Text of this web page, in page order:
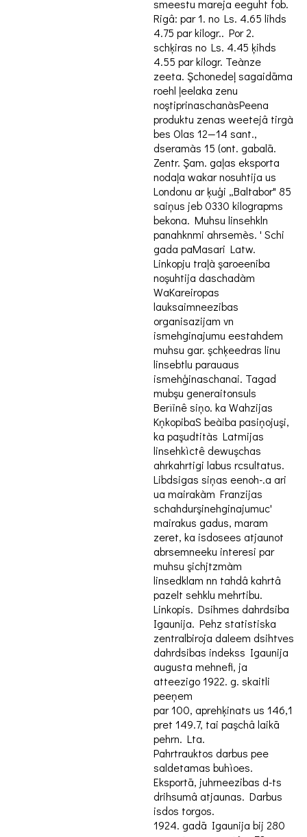
smeestu mareja eeguht fob.
Rigâ: par 1. no Ls. 4.65 lihds
4.75 par kilogr.. Por 2.
schķiras no Ls. 4.45 ķihds
4.55 par kilogr. Teànze
zeeta. Şchonedeļ sagaidāma
roehl ļeelaka zenu
noştiprinaschanàsPeena
produktu zenas weetejâ tirgà
bes Olas 12—14 sant.,
dseramàs 15 (ont. gabalā.
Zentr. Şam. gaļas eksporta
nodaļa wakar nosuhtija us
Londonu ar ķuģi „Baltabor" 85
saiņus jeb 0330 kilograpms
bekona. Muhsu linsehkln
panahknmi ahrsemès. ' Schi
gada paMasari Latw.
Linkopju traļà şaroeeniba
noşuhtija daschadàm
WaKareiropas
lauksaimneezibas
organisazijam vn
ismehginajumu eestahdem
muhsu gar. şchķeedras linu
linsebtlu parauaus
ismehģinaschanai. Tagad
mubşu generaitonsuls
Berïinê siņo. ka Wahzijas
KņkopibaS beàiba pasiņojuşi,
ka paşudtitàs Latmijas
linsehkìctê dewuşchas
ahrkahrtigi labus rcsultatus.
Libdsigas siņas eenoh-.a ari
ua mairakàm Franzijas
schahdurşinehginajumuc'
mairakus gadus, maram
zeret, ka isdosees atjaunot
abrsemneeku interesi par
muhsu şichjtzmàm
linsedklam nn tahdâ kahrtâ
pazelt sehklu mehrtibu.
Linkopis. Dsihmes dahrdsiba
Igaunija. Pehz statistiska
zentralbiroja daleem dsihtves
dahrdsibas indekss Igaunija
augusta mehnefi, ja
atteezigo 1922. g. skaitli
peeņem
par 100, aprehķinats us 146,1
pret 149.7, tai paşchâ laikā
pehrn. Lta.
Pahrtrauktos darbus pee
saldetamas buhìoes.
Eksportā, juhrneezibas d-ts
drihsumâ atjaunas. Darbus
isdos torgos.
1924. gadā Igaunija bij 280